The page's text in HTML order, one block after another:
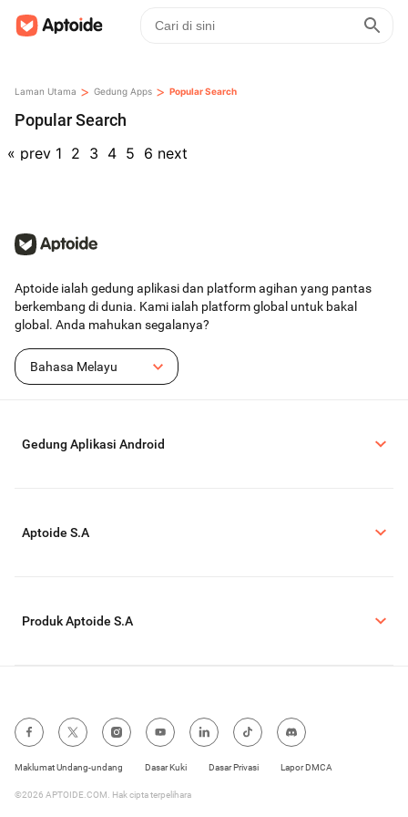
Laman Utama > Gedung Apps > Popular Search
Popular Search
« prev 1 2 3 4 5 6 next
Aptoide ialah gedung aplikasi dan platform agihan yang pantas
berkembang di dunia. Kami ialah platform global untuk bakal
global. Anda mahukan segalanya?
Bahasa Melayu
Gedung Aplikasi Android
Aptoide S.A
Produk Aptoide S.A
Maklumat Undang-undang Dasar Kuki Dasar Privasi Lapor DMCA
©2026 APTOIDE.COM. Hak cipta terpelihara